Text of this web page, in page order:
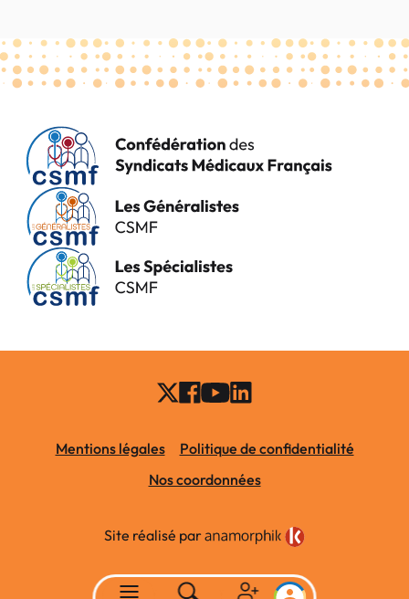
Mentions légales
Politique de confidentialité
Nos coordonnées
Site réalisé par